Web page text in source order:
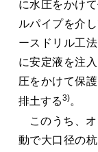
に水圧をかけ
ルパイプを介
ースドリル工
に安定液を注
圧をかけて保
排土する3)。
このうち、
動で大口径の